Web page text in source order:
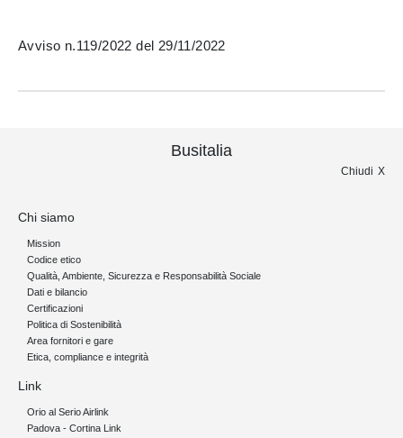
Avviso n.119/2022 del 29/11/2022
Busitalia
Chiudi
Chi siamo
Mission
Codice etico
Qualità, Ambiente, Sicurezza e Responsabilità Sociale
Dati e bilancio
Certificazioni
Politica di Sostenibilità
Area fornitori e gare
Etica, compliance e integrità
Link
Orio al Serio Airlink
Padova - Cortina Link